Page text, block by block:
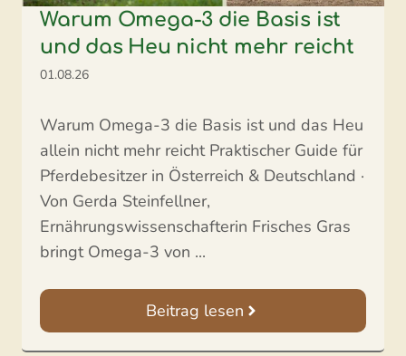
Warum Omega-3 die Basis ist
und das Heu nicht mehr reicht
01.08.26
Warum Omega-3 die Basis ist und das Heu
allein nicht mehr reicht Praktischer Guide für
Pferdebesitzer in Österreich & Deutschland ·
Von Gerda Steinfellner,
Ernährungswissenschafterin Frisches Gras
bringt Omega-3 von ...
Beitrag lesen